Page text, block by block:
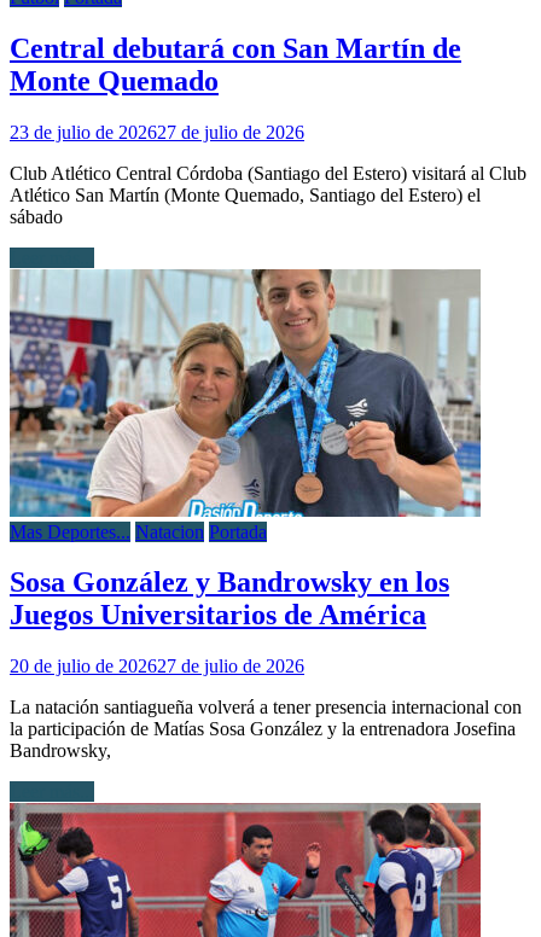
Central debutará con San Martín de
Monte Quemado
23 de julio de 202627 de julio de 2026
Club Atlético Central Córdoba (Santiago del Estero) visitará al Club
Atlético San Martín (Monte Quemado, Santiago del Estero) el
sábado
Mas Deportes... Natacion Portada
Sosa González y Bandrowsky en los
Juegos Universitarios de América
20 de julio de 202627 de julio de 2026
La natación santiagueña volverá a tener presencia internacional con
la participación de Matías Sosa González y la entrenadora Josefina
Bandrowsky,